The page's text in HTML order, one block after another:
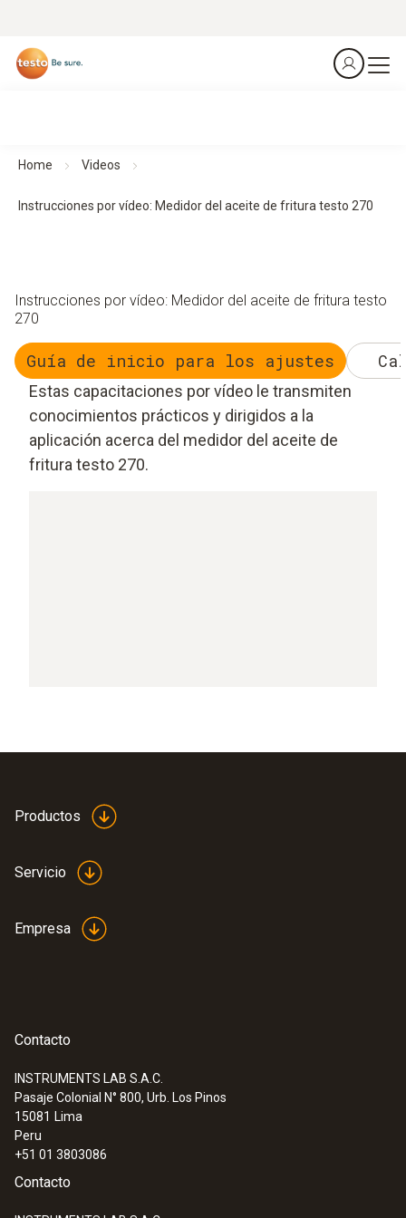
Home Videos
Instrucciones por vídeo: Medidor del aceite de fritura testo 270
Instrucciones por vídeo: Medidor del aceite de fritura testo
270
Guía de inicio para los ajustes
Estas capacitaciones por vídeo le transmiten
conocimientos prácticos y dirigidos a la
aplicación acerca del medidor del aceite de
fritura testo 270.
Productos
Servicio
Empresa
Contacto
INSTRUMENTS LAB S.A.C.
Pasaje Colonial N° 800, Urb. Los Pinos
15081 Lima
Peru
+51 01 3803086
Contacto